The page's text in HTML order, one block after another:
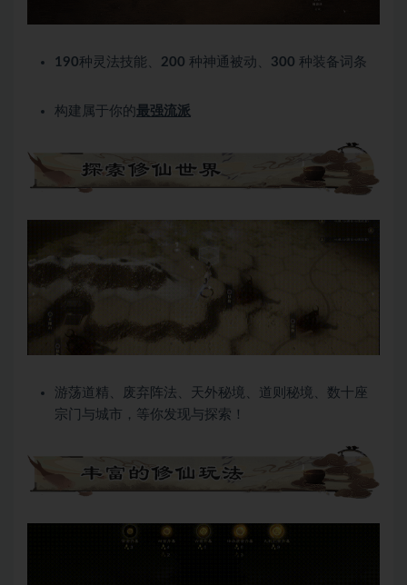
190种灵法技能、 200 种神通被动、 300 种装备词条
构建属于你的 最强流派
游荡道精、废弃阵法、天外秘境、道则秘境、数十座
宗门与城市，等你发现与探索！